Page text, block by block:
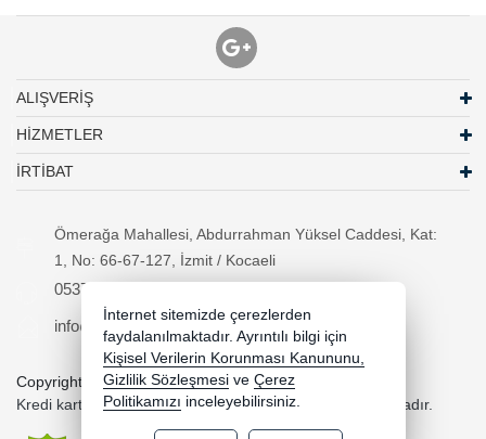
ALIŞVERİŞ
HİZMETLER
İRTİBAT
Ömerağa Mahallesi, Abdurrahman Yüksel Caddesi, Kat:
1, No: 66-67-127, İzmit / Kocaeli
05370294557
info@necipbilgisayar.net
Copyright 2026 necipbilgisayar.net - Tüm hakları saklıdır.
Kredi kartı bilgileriniz 256bit SSL sertifikası ile korunmaktadır.
İnternet sitemizde çerezlerden
faydalanılmaktadır. Ayrıntılı bilgi için
Kişisel Verilerin Korunması Kanununu,
Gizlilik Sözleşmesi ve Çerez
Politikamızı inceleyebilirsiniz.